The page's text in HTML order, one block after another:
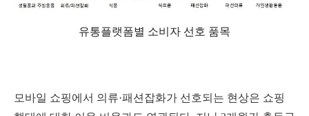
유통플랫폼별 소비자 선호 품목
모바일 쇼핑에서 의류·패션잡화가 선호되는 현상은 쇼핑